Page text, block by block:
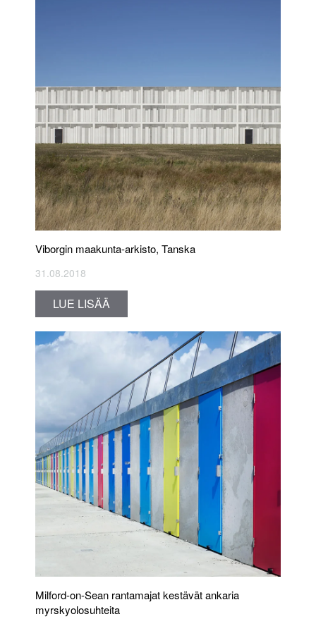
Viborgin maakunta-arkisto, Tanska
31.08.2018
LUE LISÄÄ
Milford-on-Sean rantamajat kestävät ankaria
myrskyolosuhteita